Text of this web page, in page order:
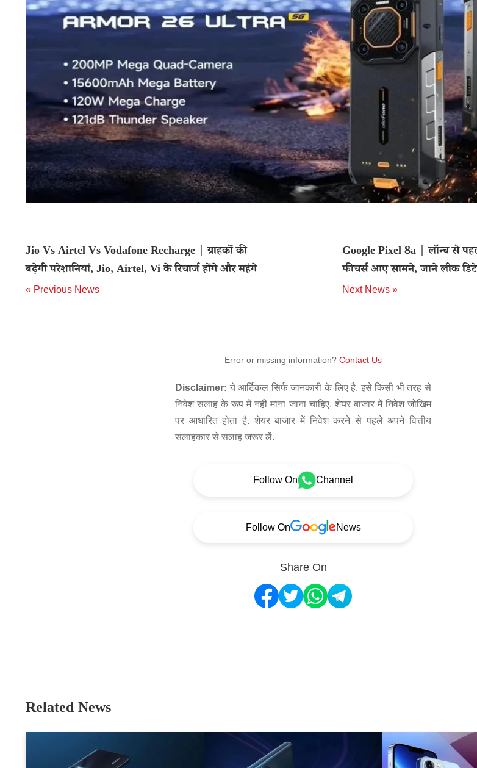
Jio Vs Airtel Vs Vodafone Recharge | ग्राहकों की
बढ़ेगी परेशानियां, Jio, Airtel, Vi के रिचार्ज होंगे और महंगे
« Previous News
Google Pixel 8a | लॉन्च से
फीचर्स आए सामने, जाने लीक
Next News »
Error or missing information? Contact Us
Disclaimer: ये आर्टिकल सिर्फ जानकारी के लिए है. इसे किसी भी तरह से
निवेश सलाह के रूप में नहीं माना जाना चाहिए. शेयर बाजार में निवेश जोखिम
पर आधारित होता है. शेयर बाजार में निवेश करने से पहले अपने वित्तीय
सलाहकार से सलाह जरूर लें.
Follow On Channel
Follow On News
Share On
Related News